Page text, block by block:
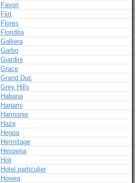
Favori
Flirt
Flores
Floridita
Galliera
Garbo
Giardini
Grace
Grand Duc
Grey Hills
Habana
Hanami
Harmonie
Haze
Hegoa
Hermitage
Hesperia
Holi
Hotel particulier
Howea